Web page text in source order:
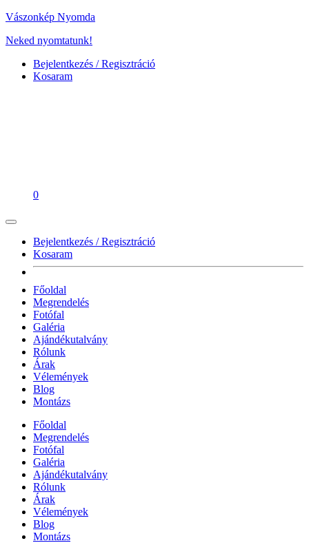
Vászonkép Nyomda
Neked nyomtatunk!
Bejelentkezés / Regisztráció
Kosaram
0
Bejelentkezés / Regisztráció
Kosaram
Főoldal
Megrendelés
Fotófal
Galéria
Ajándékutalvány
Rólunk
Árak
Vélemények
Blog
Montázs
Főoldal
Megrendelés
Fotófal
Galéria
Ajándékutalvány
Rólunk
Árak
Vélemények
Blog
Montázs